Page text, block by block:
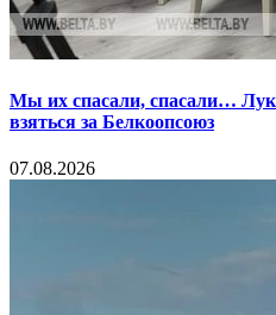
Мы их спасали, спасали…
взяться за Белкоопсоюз
07.08.2026